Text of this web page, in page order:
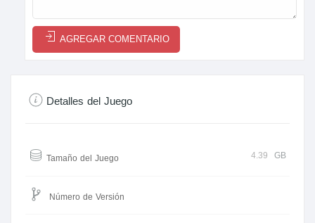
AGREGAR COMENTARIO
Detalles del Juego
Tamaño del Juego 4.39 GB
Número de Versión